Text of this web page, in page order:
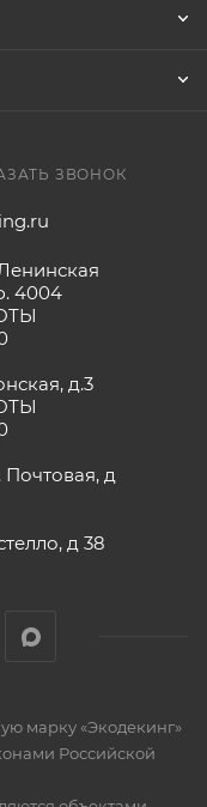
ЗВОНОК
4004
д.3
Почтовая, д
д 38
марку «Экодекинг»
Российской